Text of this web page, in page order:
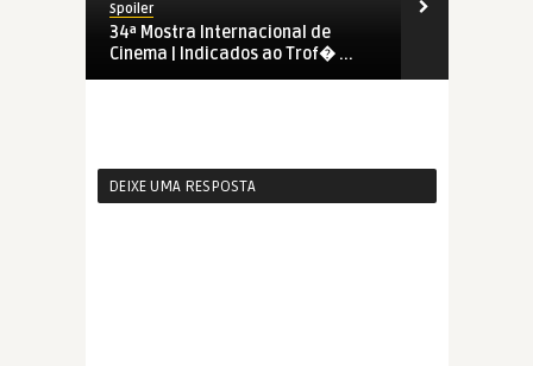
Spoiler
34ª Mostra Internacional de
Cinema | Indicados ao Trof� ...
DEIXE UMA RESPOSTA